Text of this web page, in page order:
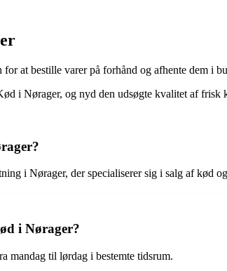
at bestille varer på forhånd og afhente dem i
i Nørager, og nyd den udsøgte kvalitet af frisk
i Nørager, der specialiserer sig i salg af kød
i Nørager?
mandag til lørdag i bestemte tidsrum.